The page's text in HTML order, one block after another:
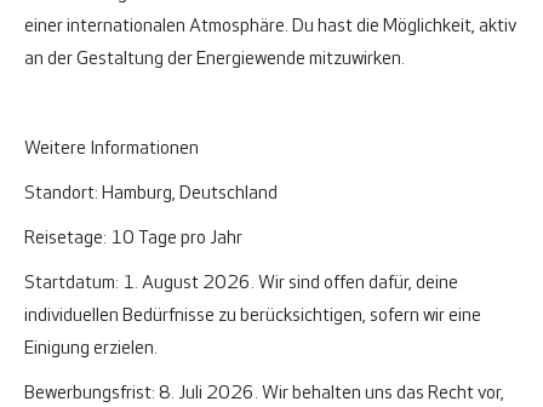
einer internationalen Atmosphäre. Du hast die Möglichkeit, aktiv
an der Gestaltung der Energiewende mitzuwirken.
Weitere Informationen
Standort: Hamburg, Deutschland
Reisetage: 10 Tage pro Jahr
Startdatum: 1. August 2026. Wir sind offen dafür, deine
individuellen Bedürfnisse zu berücksichtigen, sofern wir eine
Einigung erzielen.
Bewerbungsfrist: 8. Juli 2026. Wir behalten uns das Recht vor,